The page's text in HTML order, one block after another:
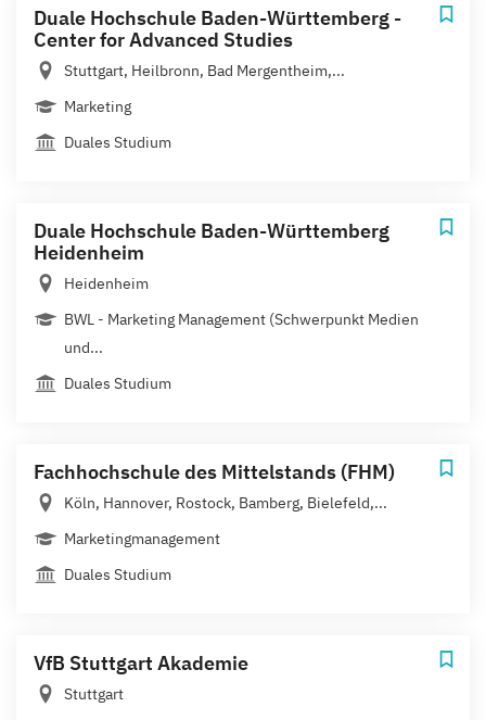
Duale Hochschule Baden-Württemberg -
Center for Advanced Studies
Stuttgart, Heilbronn, Bad Mergentheim,...
Marketing
Duales Studium
Duale Hochschule Baden-Württemberg
Heidenheim
Heidenheim
BWL - Marketing Management (Schwerpunkt Medien
und...
Duales Studium
Fachhochschule des Mittelstands (FHM)
Köln, Hannover, Rostock, Bamberg, Bielefeld,...
Marketingmanagement
Duales Studium
VfB Stuttgart Akademie
Stuttgart